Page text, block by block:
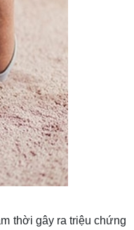
thời gây ra triệu chứng